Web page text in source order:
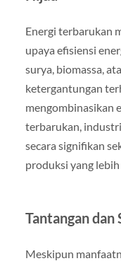
Energi terbarukan
upaya efisiensi
surya, biomassa,
ketergantungan
mengombinasikan
terbarukan,
secara signifikan
produksi yang
Tantangan
Meskipun